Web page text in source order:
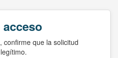
confirme que la solicitud